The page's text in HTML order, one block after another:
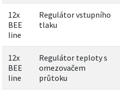
12x
BEE
line
Regulátor vstupního
tlaku
12x
BEE
line
Regulátor teploty s
omezovačem
průtoku